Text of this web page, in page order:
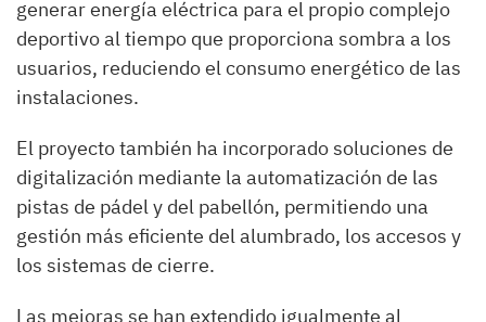
generar energía eléctrica para el propio complejo
deportivo al tiempo que proporciona sombra a los
usuarios, reduciendo el consumo energético de las
instalaciones.
El proyecto también ha incorporado soluciones de
digitalización mediante la automatización de las
pistas de pádel y del pabellón, permitiendo una
gestión más eficiente del alumbrado, los accesos y
los sistemas de cierre.
Las mejoras se han extendido igualmente al